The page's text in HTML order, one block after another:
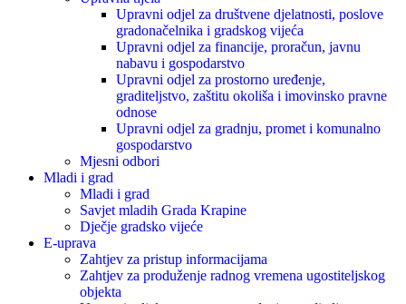
Upravni odjel za društvene djelatnosti, poslove
gradonačelnika i gradskog vijeća
Upravni odjel za financije, proračun, javnu
nabavu i gospodarstvo
Upravni odjel za prostorno uređenje,
graditeljstvo, zaštitu okoliša i imovinsko pravne
odnose
Upravni odjel za gradnju, promet i komunalno
gospodarstvo
Mjesni odbori
Mladi i grad
Mladi i grad
Savjet mladih Grada Krapine
Dječje gradsko vijeće
E-uprava
Zahtjev za pristup informacijama
Zahtjev za produženje radnog vremena ugostiteljskog
objekta